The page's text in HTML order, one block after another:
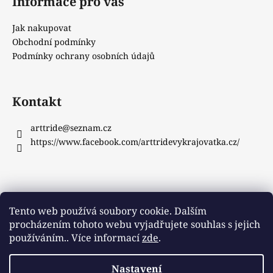
Tento web používá soubory cookie. Dalším
procházením tohoto webu vyjadřujete souhlas s jejich
používáním.. Více informacízde.
Nastavení
Jak nakupovat
Obchodní podmínky
Podmínky ochrany osobních údajů
Kontakt
arttride@seznam.cz
https://www.facebook.com/arttridevykrajovatka.cz/
Instagram